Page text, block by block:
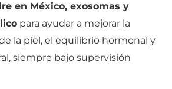
en México, exosomas y
para ayudar a mejorar la
la piel, el equilibrio hormonal y
siempre bajo supervisión